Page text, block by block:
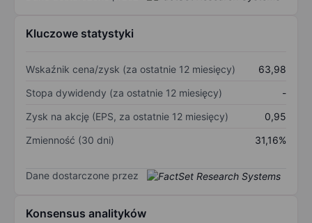
Kluczowe statystyki
Wskaźnik cena/zysk (za ostatnie 12 miesięcy)
63,98
Stopa dywidendy (za ostatnie 12 miesięcy)
-
Zysk na akcję (EPS, za ostatnie 12 miesięcy)
0,95
Zmienność (30 dni)
31,16%
Dane dostarczone przez
Konsensus analityków